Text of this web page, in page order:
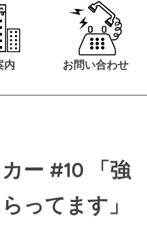
内 お問い合わせ
ー #10 「強
ってます」